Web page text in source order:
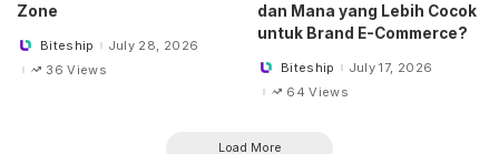
Zone
PostedBiteship
July 28, 2026
36 Views
dan Mana yang Lebih Cocok
untuk Brand E-Commerce?
PostedBiteship
July 17, 2026
64 Views
Load More